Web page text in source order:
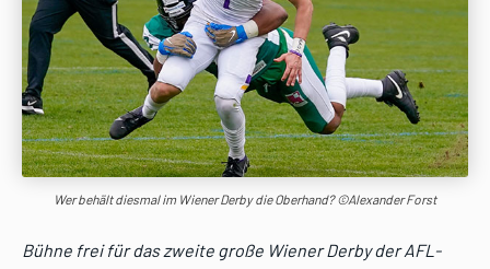
Wer behält diesmal im Wiener Derby die Oberhand? ©Alexander Forst
Bühne frei für das zweite große Wiener Derby der AFL-